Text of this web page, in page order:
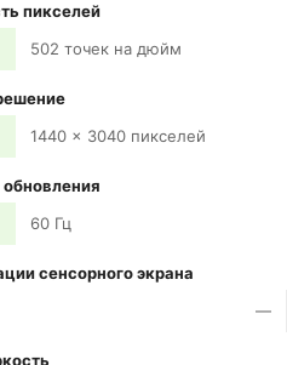
пикселей
502 точек на дюйм
1440 x 3040 пикселей
обновления
60 Гц
сенсорного экрана
—